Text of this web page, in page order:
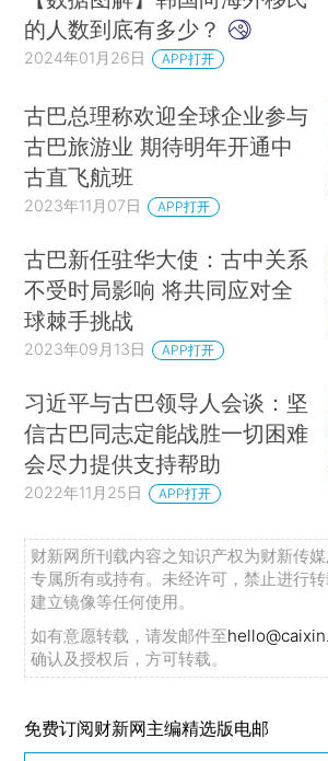
的人数到底有多少？
2024年01月26日 APP打开
古巴总理称欢迎全球企业参与
古巴旅游业 期待明年开通中
古直飞航班
2023年11月07日 APP打开
古巴新任驻华大使：古中关系
不受时局影响 将共同应对全
球棘手挑战
2023年09月13日 APP打开
习近平与古巴领导人会谈：坚
信古巴同志定能战胜一切困难
会尽力提供支持帮助
2022年11月25日 APP打开
财新网所刊载内容之知识产权为财新传
专属所有或持有。未经许可，禁止进行
建立镜像等任何使用。
如有意愿转载，请发邮件至
确认及授权后，方可转载。
免费订阅财新网主编精选版电邮